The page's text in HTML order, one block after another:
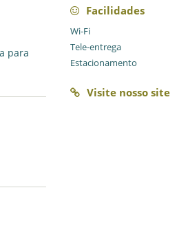
para
Facilidades
Wi-Fi
Tele-entrega
Estacionamento
Visite nosso site